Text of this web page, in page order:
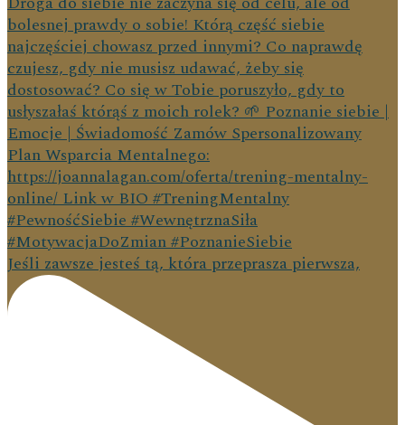
Jeśli zawsze jesteś tą, która przeprasza pierwsza,